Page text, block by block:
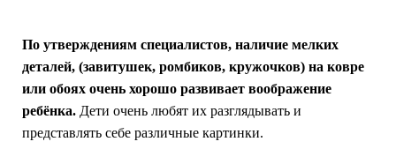
По утверждениям специалистов, наличие мелких
деталей, (завитушек, ромбиков, кружочков) на ковре
или обоях очень хорошо развивает воображение
ребёнка. Дети очень любят их разглядывать и
представлять себе различные картинки.